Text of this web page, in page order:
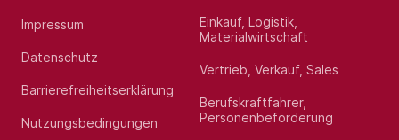
Impressum
Datenschutz
Barrierefreiheitserklärung
Nutzungsbedingungen
Einkauf, Logistik,
Materialwirtschaft
Vertrieb, Verkauf, Sales
Berufskraftfahrer,
Personenbeförderung